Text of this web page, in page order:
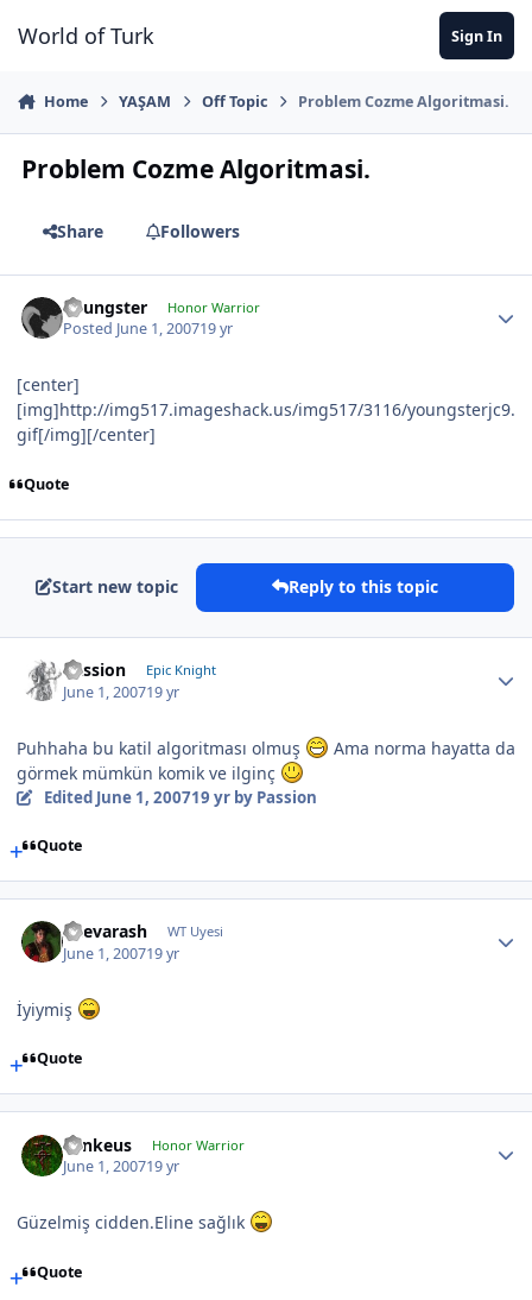
World of Turk Sign In
Home YAŞAM Off Topic Problem Cozme Algoritmasi.
Problem Cozme Algoritmasi.
Share Followers
Youngster Honor Warrior
Posted June 1, 200719 yr
[center]
[img]http://img517.imageshack.us/img517/3116/youngsterjc9.
gif[/img][/center]
Quote
Start new topic Reply to this topic
Passion Epic Knight
June 1, 200719 yr
Puhhaha bu katil algoritması olmuş
Ama norma hayatta da
görmek mümkün komik ve ilginç
Edited June 1, 200719 yrby Passion
Quote
Shevarash WT Uyesi
June 1, 200719 yr
İyiymiş
Quote
Lynkeus Honor Warrior
June 1, 200719 yr
Güzelmiş cidden.Eline sağlık
Quote